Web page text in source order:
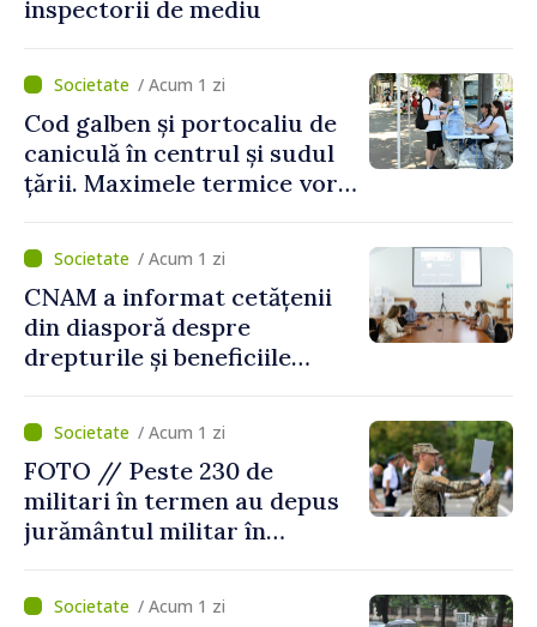
inspectorii de mediu
/ Acum 1 zi
Cod galben și portocaliu de
caniculă în centrul și sudul
țării. Maximele termice vor
/ Acum 1 zi
CNAM a informat cetățenii
din diasporă despre
drepturile și beneficiile
/ Acum 1 zi
FOTO // Peste 230 de
militari în termen au depus
jurământul militar în
/ Acum 1 zi